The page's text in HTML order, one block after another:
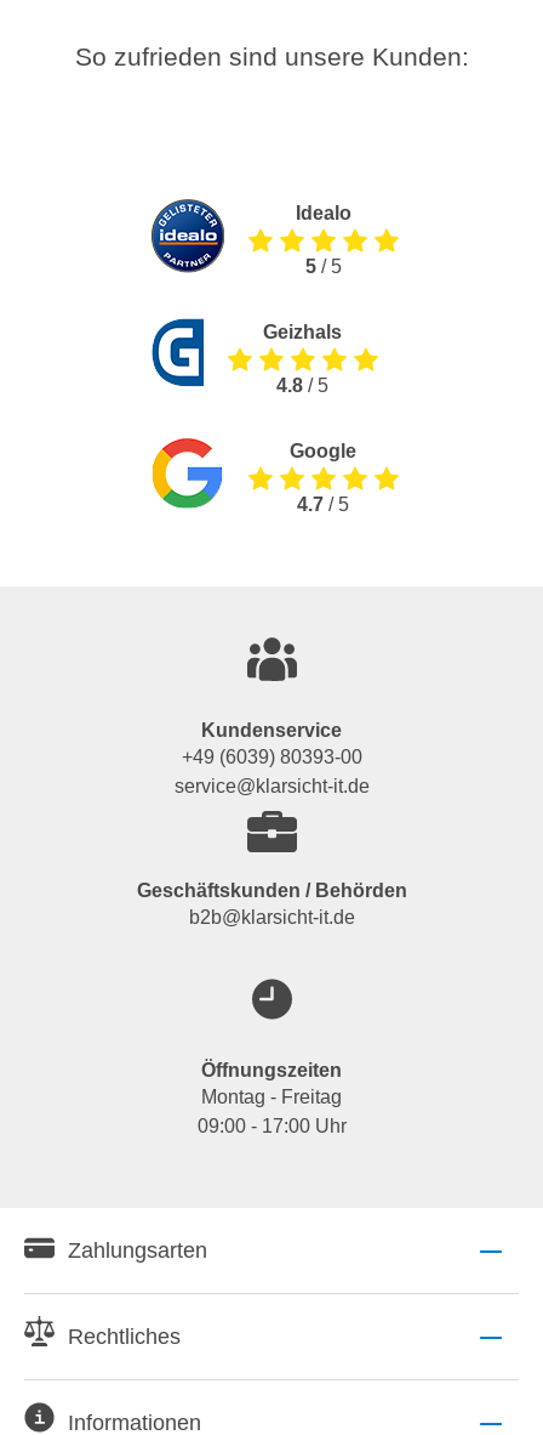
So zufrieden sind unsere Kunden:
Idealo
5/ 5
Geizhals
4.8 / 5
Google
4.7 / 5
Kundenservice
+49 (6039) 80393-00
service@klarsicht-it.de
Geschäftskunden / Behörden
b2b@klarsicht-it.de
Öffnungszeiten
Montag - Freitag
09:00 - 17:00 Uhr
Zahlungsarten
Rechtliches
Informationen